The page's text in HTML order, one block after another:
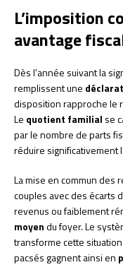
L’imposition
avantage
Dès l’année suivant la
remplissent une
disposition rapproche le
Le quotient familial se
par le nombre de parts
réduire significativement
La mise en commun des
couples avec des écarts
revenus ou faiblement
moyendu foyer. Le
transforme cette
pacsés gagnent ainsi en